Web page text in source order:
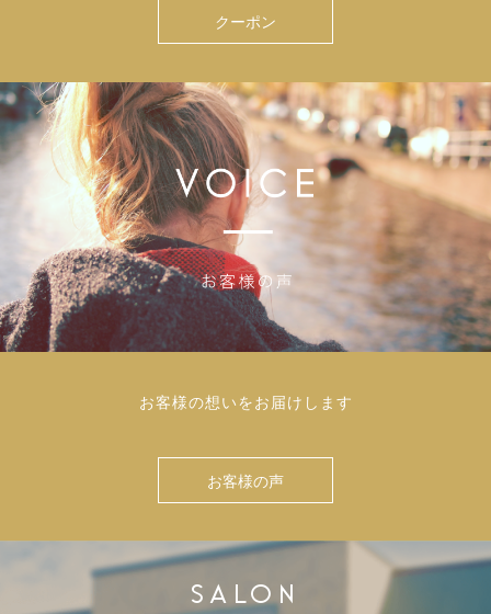
クーポン
お客様の想いをお届けします
お客様の声
SALON